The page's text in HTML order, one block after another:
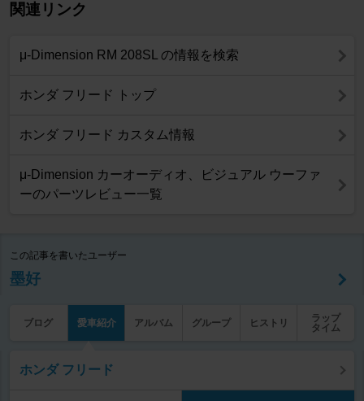
関連リンク
μ-Dimension RM 208SL の情報を検索
ホンダ フリード トップ
ホンダ フリード カスタム情報
μ-Dimension カーオーディオ、ビジュアル ウーファ
ーのパーツレビュー一覧
この記事を書いたユーザー
墨好
ブログ 愛車紹介 アルバム グループ ヒストリ
ラップ
タイム
ホンダ フリード